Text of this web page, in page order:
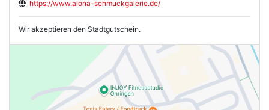
https://www.alona-schmuckgalerie.de/
Wir akzeptieren den Stadtgutschein.